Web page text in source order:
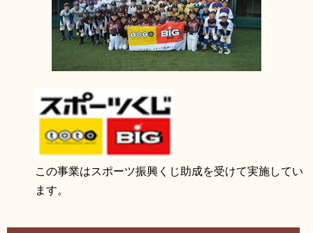
この事業はスポーツ振興くじ助成を受けて実施してい
ます。